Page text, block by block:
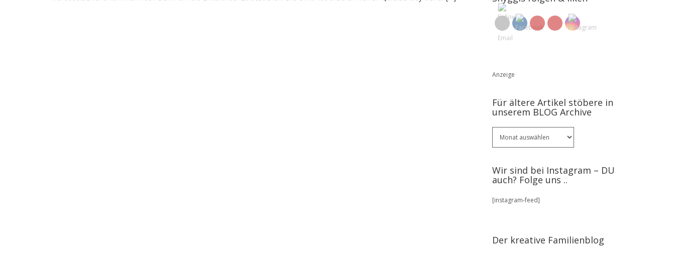
Anzeige
Für ältere Artikel stöbere in
unserem BLOG Archive
ältere
in
unserem
Archive
Wir sind bei Instagram – DU
auch? Folge uns ..
[instagram-feed]
Der kreative Familienblog